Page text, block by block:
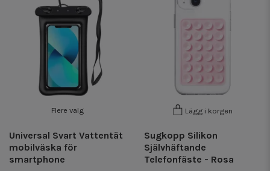
Flere valg
Universal Svart Vattentät
mobilväska för
smartphone
Lägg i korgen
Sugkopp Silikon
Självhäftande
Telefonfäste - Rosa